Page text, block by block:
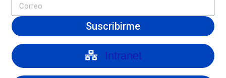
Suscribirme
Intranet